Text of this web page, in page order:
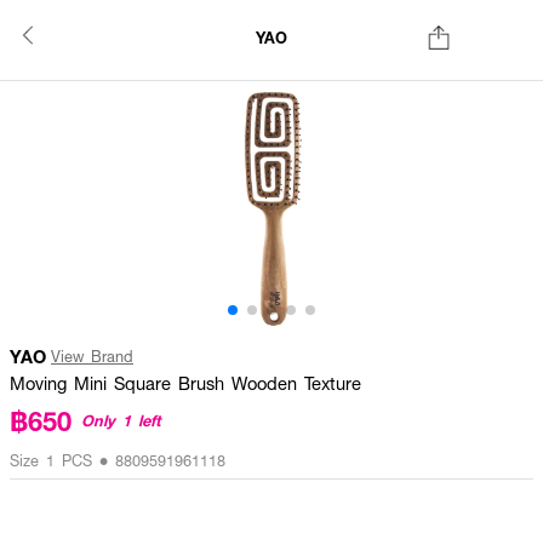
YAO
YAO View Brand
Moving Mini Square Brush Wooden Texture
฿650 Only 1 left
Size 1 PCS • 8809591961118